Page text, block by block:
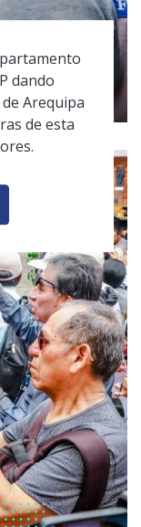
dando
Arequipa
de esta